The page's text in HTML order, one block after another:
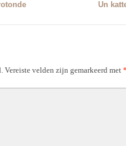
Un
Vereiste velden zijn gemarkeerd met *